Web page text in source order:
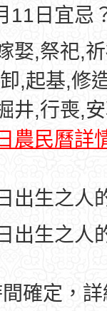
11日宜忌
娶,祭祀,
,起基,修
井,行喪,
農民曆詳
出生之人
出生之人
確定，